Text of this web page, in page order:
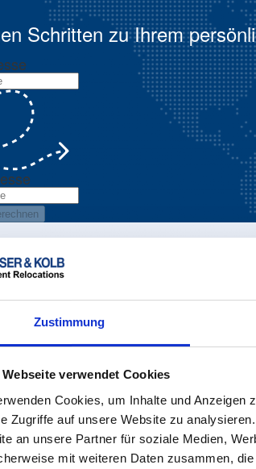
Zustimmung
Webseite verwendet Cookies
Cookies, um Inhalte und Anzeigen
Zugriffe auf unsere Website zu
an unsere Partner für soziale Medien,
mit weiteren Daten zusammen,
Schritten zu Ihrem